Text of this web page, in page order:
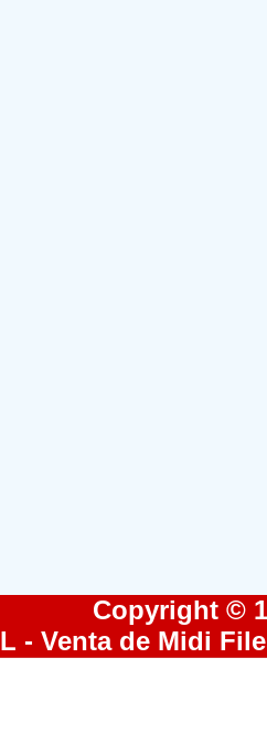
Copyright ©
- Venta de Midi